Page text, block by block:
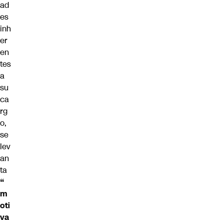
ad
es
inh
er
en
tes
a
su
ca
rg
o,
se
lev
an
ta
“
m
oti
va